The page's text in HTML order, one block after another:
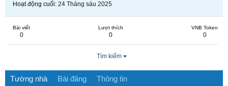
Hoạt động cuối 24 Tháng sáu 2025
Bài viết
0
Lượt thích
0
VNB Token
0
Tìm kiếm
Tường nhà Bài đăng Thông tin